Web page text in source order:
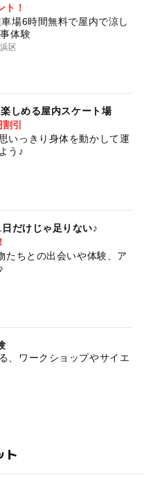
ト！
場6時間無料で屋内で涼し
体験
区
しめる屋内スケート場
引
いっきり身体を動かして運
う♪
だけじゃ足りない♪
たちとの出会いや体験、ア
、ワークショップやサイエ
ト